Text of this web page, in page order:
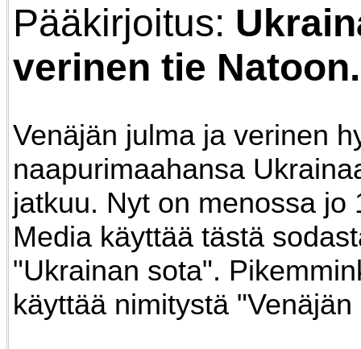
Pääkirjoitus:
verinen tie Natoon.
Venäjän julma ja verinen
naapurimaahansa
jatkuu. Nyt on menossa jo
Media käyttää tästä
"Ukrainan sota".
käyttää nimitystä "Venäjän